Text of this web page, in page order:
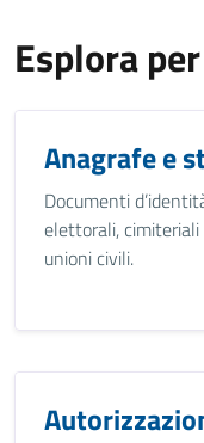
Esplora
Anagrafe e
Documenti
elettorali,
unioni civili.